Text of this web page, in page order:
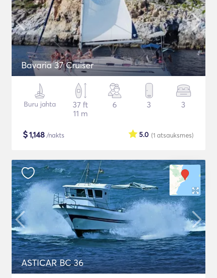
Bavaria 37 Cruiser
Buru jahta
37 ft
11 m
6 3 3
$1,148 /nakts (1 atsauksmes)
5.0
ASTICAR BC 36